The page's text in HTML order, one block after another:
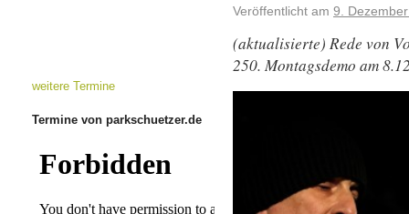
Veröffentlicht am 9.
(aktualisierte) Rede von
250. Montagsdemo am
weitere Termine
Termine von parkschuetzer.de